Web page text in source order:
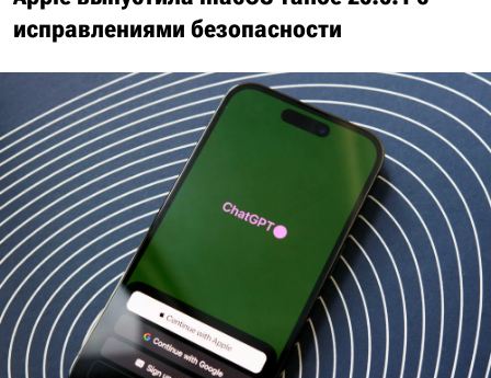
исправлениями безопасности